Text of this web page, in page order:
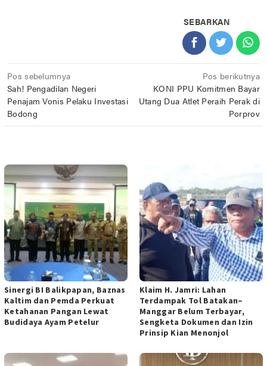
SEBARKAN
Navigasi
pos
Pos sebelumnya
Sah! Pengadilan Negeri
Penajam Vonis Pelaku Investasi
Bodong
Pos berikutnya
KONI PPU Komitmen Bayar
Utang Dua Atlet Peraih Perak di
Porprov
Sinergi BI Balikpapan, Baznas
Kaltim dan Pemda Perkuat
Ketahanan Pangan Lewat
Budidaya Ayam Petelur
Klaim H. Jamri: Lahan
Terdampak Tol Batakan–
Manggar Belum Terbayar,
Sengketa Dokumen dan Izin
Prinsip Kian Menonjol